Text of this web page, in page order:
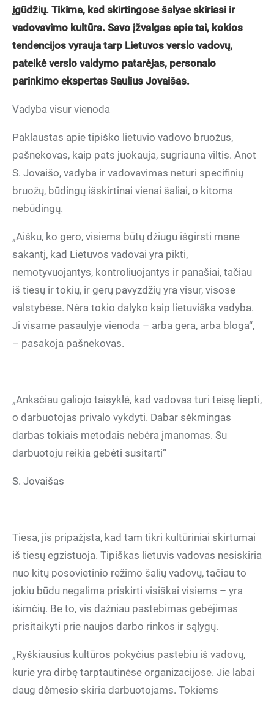
įgūdžių. Tikima, kad skirtingose šalyse skiriasi ir
vadovavimo kultūra. Savo įžvalgas apie tai, kokios
tendencijos vyrauja tarp Lietuvos verslo vadovų,
pateikė verslo valdymo patarėjas, personalo
parinkimo ekspertas Saulius Jovaišas.
Vadyba visur vienoda
Paklaustas apie tipiško lietuvio vadovo bruožus,
pašnekovas, kaip pats juokauja, sugriauna viltis. Anot
S. Jovaišo, vadyba ir vadovavimas neturi specifinių
bruožų, būdingų išskirtinai vienai šaliai, o kitoms
nebūdingų.
„Aišku, ko gero, visiems būtų džiugu išgirsti mane
sakantį, kad Lietuvos vadovai yra pikti,
nemotyvuojantys, kontroliuojantys ir panašiai, tačiau
iš tiesų ir tokių, ir gerų pavyzdžių yra visur, visose
valstybėse. Nėra tokio dalyko kaip lietuviška vadyba.
Ji visame pasaulyje vienoda – arba gera, arba bloga“,
– pasakoja pašnekovas.
„Anksčiau galiojo taisyklė, kad vadovas turi teisę liepti,
o darbuotojas privalo vykdyti. Dabar sėkmingas
darbas tokiais metodais nebėra įmanomas. Su
darbuotoju reikia gebėti susitarti“
S. Jovaišas
Tiesa, jis pripažįsta, kad tam tikri kultūriniai skirtumai
iš tiesų egzistuoja. Tipiškas lietuvis vadovas nesiskiria
nuo kitų posovietinio režimo šalių vadovų, tačiau to
jokiu būdu negalima priskirti visiškai visiems – yra
išimčių. Be to, vis dažniau pastebimas gebėjimas
prisitaikyti prie naujos darbo rinkos ir sąlygų.
„Ryškiausius kultūros pokyčius pastebiu iš vadovų,
kurie yra dirbę tarptautinėse organizacijose. Jie labai
daug dėmesio skiria darbuotojams. Tokiems